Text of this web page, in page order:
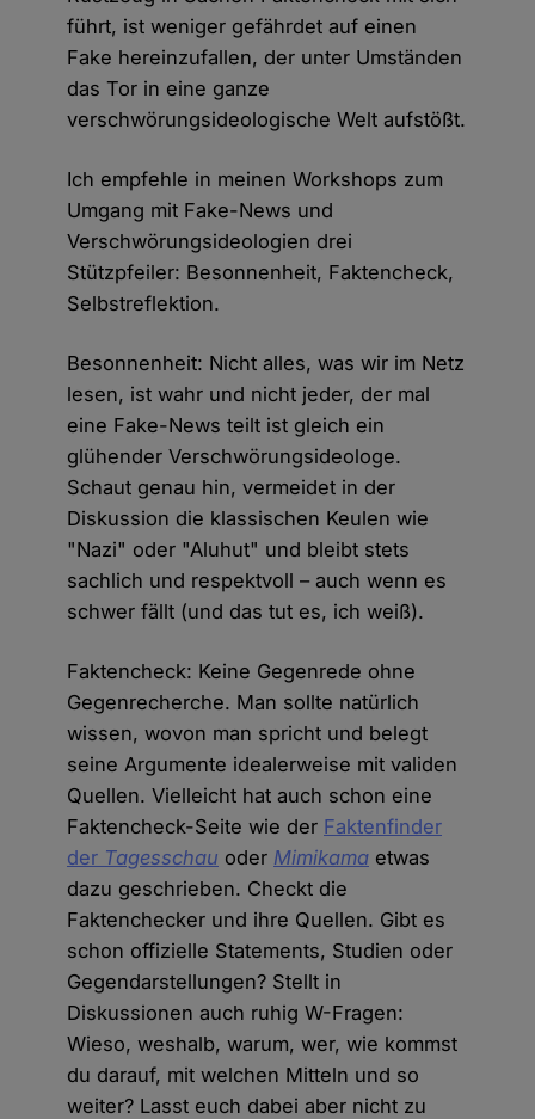
führt, ist weniger gefährdet auf einen
Fake hereinzufallen, der unter Umständen
das Tor in eine ganze
verschwörungsideologische Welt aufstößt.
Ich empfehle in meinen Workshops zum
Umgang mit Fake-News und
Verschwörungsideologien drei
Stützpfeiler: Besonnenheit, Faktencheck,
Selbstreflektion.
Besonnenheit: Nicht alles, was wir im Netz
lesen, ist wahr und nicht jeder, der mal
eine Fake-News teilt ist gleich ein
glühender Verschwörungsideologe.
Schaut genau hin, vermeidet in der
Diskussion die klassischen Keulen wie
"Nazi" oder "Aluhut" und bleibt stets
sachlich und respektvoll – auch wenn es
schwer fällt (und das tut es, ich weiß).
Faktencheck: Keine Gegenrede ohne
Gegenrecherche. Man sollte natürlich
wissen, wovon man spricht und belegt
seine Argumente idealerweise mit validen
Quellen. Vielleicht hat auch schon eine
Faktencheck-Seite wie der Faktenfinder
der Tagesschau oder Mimikama etwas
dazu geschrieben. Checkt die
Faktenchecker und ihre Quellen. Gibt es
schon offizielle Statements, Studien oder
Gegendarstellungen? Stellt in
Diskussionen auch ruhig W-Fragen:
Wieso, weshalb, warum, wer, wie kommst
du darauf, mit welchen Mitteln und so
weiter? Lasst euch dabei aber nicht zu